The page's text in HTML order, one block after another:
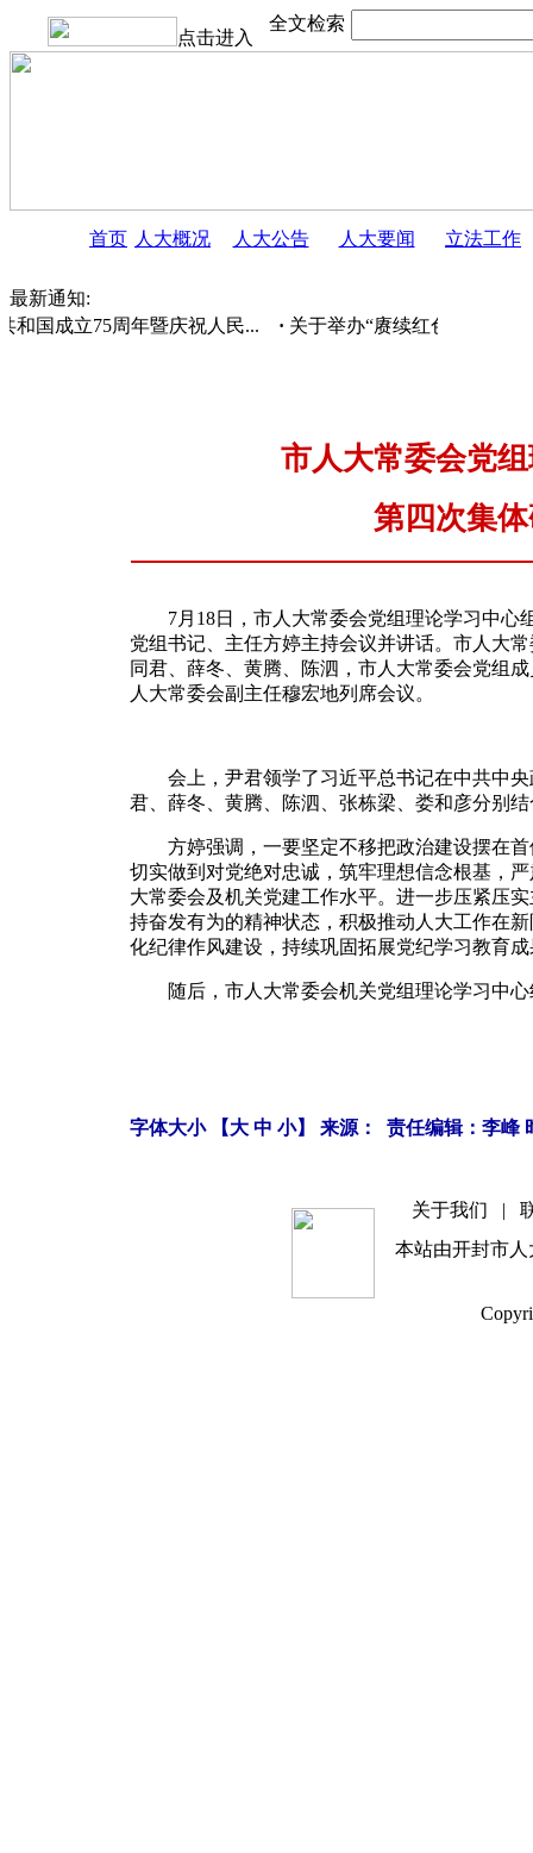
点击进入
全文检索
首页 人大概况 人大公告 人大要闻 立法工作
最新通知:
国成立75周年暨庆祝人民...
关于举办“赓续红色血脉 绘就
市人大常委会党
第四次集
7月18日，市人大常委会党组理论学习中心
党组书记、主任方婷主持会议并讲话。市人大
同君、薛冬、黄腾、陈泗，市人大常委会党组
人大常委会副主任穆宏地列席会议。
会上，尹君领学了习近平总书记在中共中央
君、薛冬、黄腾、陈泗、张栋梁、娄和彦分别
方婷强调，一要坚定不移把政治建设摆在首
切实做到对党绝对忠诚，筑牢理想信念根基，
大常委会及机关党建工作水平。进一步压紧压
持奋发有为的精神状态，积极推动人大工作在
化纪律作风建设，持续巩固拓展党纪学习教育
随后，市人大常委会机关党组理论学习中心
字体大小 【大 中 小】 来源： 责任编辑：李峰
关于我们 |
本站由开封市